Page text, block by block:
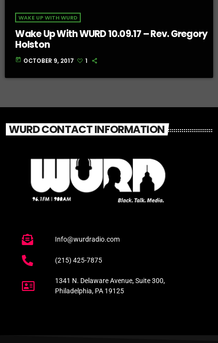
WAKE UP WITH WURD
Wake Up With WURD 10.09.17 – Rev. Gregory
Holston
today OCTOBER 9, 2017 1
WURD CONTACT INFORMATION
Info@wurdradio.com
(215) 425-7875
1341 N. Delaware Avenue, Suite 300,
Philadelphia, PA 19125